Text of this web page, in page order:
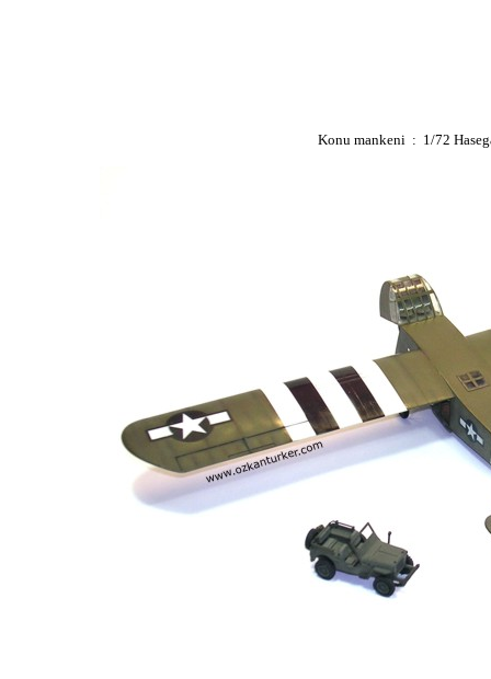
Konu mankeni : 1/72